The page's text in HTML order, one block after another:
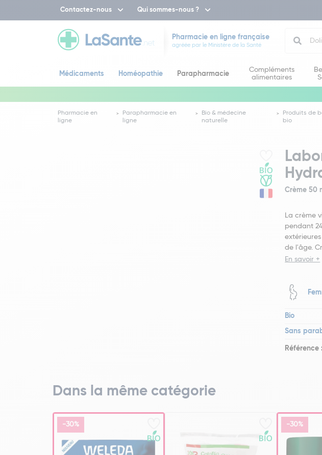
Contactez-nous Qui sommes-nous ?
Pharmacie en ligne française
agréée par le Ministère de la Santé
Médicaments Homéopathie Parapharmacie
Compléments
alimentaires
Pharmacie en
ligne
Parapharmacie en
ligne
Bio & médecine
naturelle
Produits de
bio
Crème 50
La crème
pendant
de l'âge.
En savoir +
Bio
Sans
Référence
Dans la même catégorie
-30% -30%